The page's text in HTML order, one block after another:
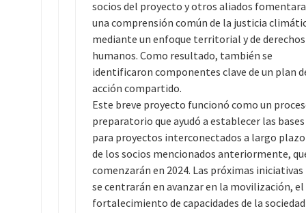
socios del proyecto y otros aliados
una comprensión común de la justicia
mediante un enfoque territorial y de derechos
humanos. Como resultado, también se
identificaron componentes clave de un plan
acción compartido.
Este breve proyecto funcionó como un
preparatorio que ayudó a establecer las bases
para proyectos interconectados a largo plazo
de los socios mencionados anteriormente,
comenzarán en 2024. Las próximas iniciativas
se centrarán en avanzar en la movilización, el
fortalecimiento de capacidades de la sociedad